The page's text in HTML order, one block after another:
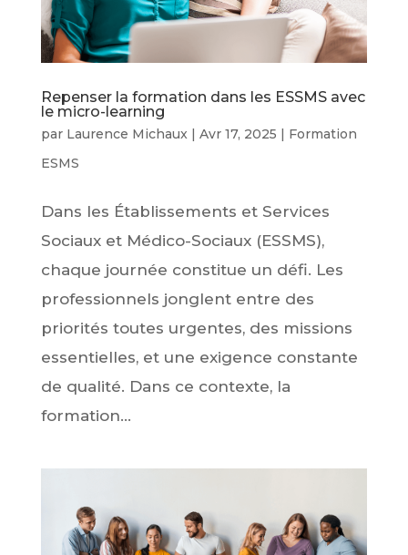
Repenser la formation dans les ESSMS avec
le micro-learning
par Laurence Michaux | Avr 17, 2025 | Formation
ESMS
Dans les Établissements et Services
Sociaux et Médico-Sociaux (ESSMS),
chaque journée constitue un défi. Les
professionnels jonglent entre des
priorités toutes urgentes, des missions
essentielles, et une exigence constante
de qualité. Dans ce contexte, la
formation...